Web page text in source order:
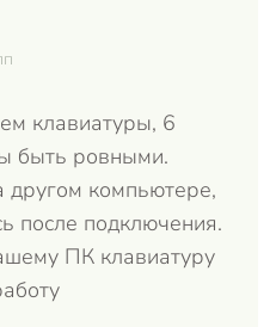
клавиатуры, 6
быть ровными.
компьютере,
после подключения.
ПК клавиатуру